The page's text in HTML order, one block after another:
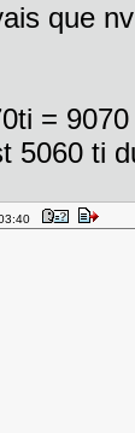
que
=
5060 ti